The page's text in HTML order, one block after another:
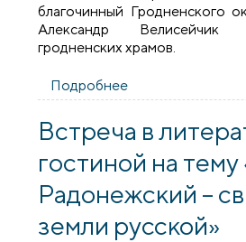
благочинный Гродненского
Александр
гродненских храмов.
Подробнее
литургию во
Встреча в
гостиной на
Радонежский –
земли русской»